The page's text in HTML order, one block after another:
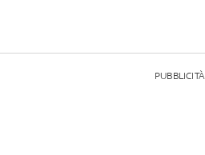
PUBBLICITÀ